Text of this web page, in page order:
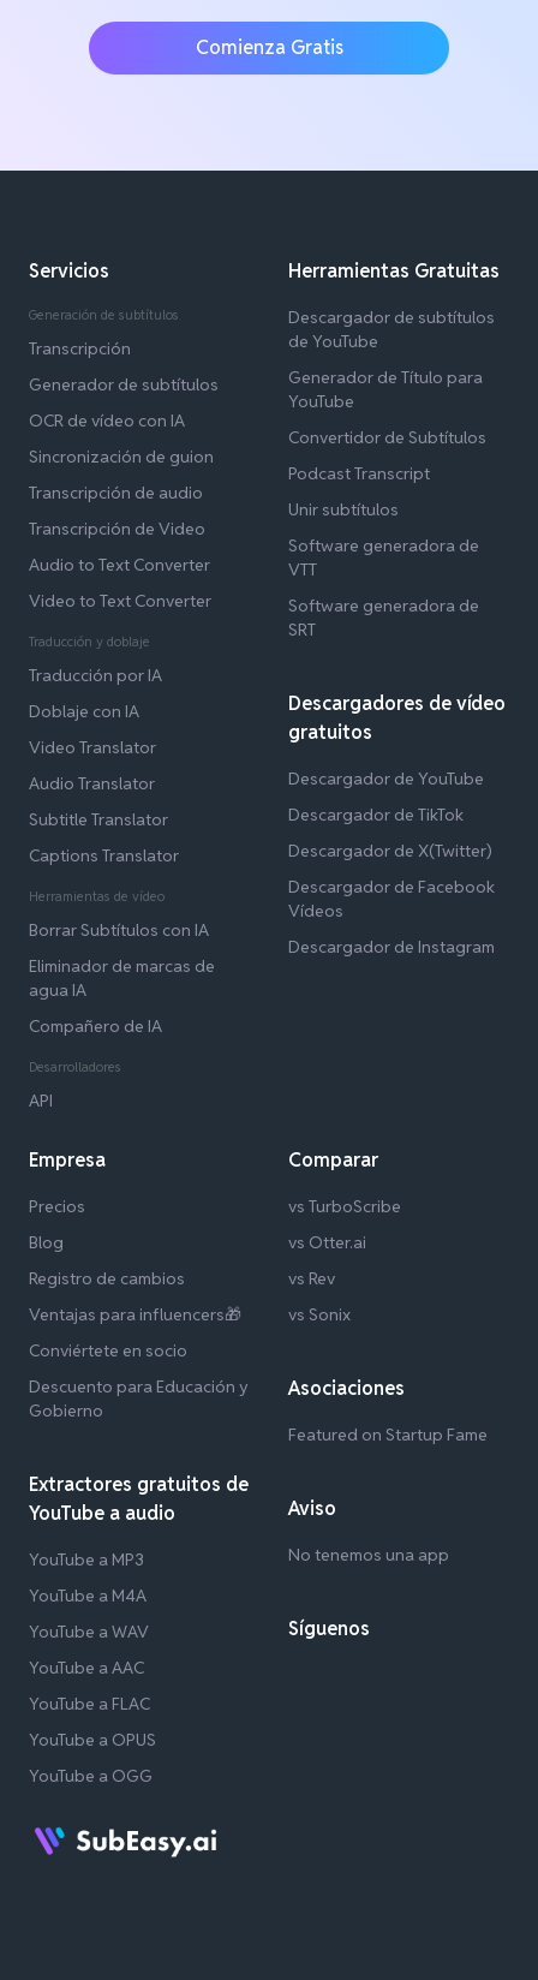
Comienza Gratis
Servicios
Generación de subtítulos
Transcripción
Generador de subtítulos
OCR de vídeo con IA
Sincronización de guion
Transcripción de audio
Transcripción de Video
Audio to Text Converter
Video to Text Converter
Traducción y doblaje
Traducción por IA
Doblaje con IA
Video Translator
Audio Translator
Subtitle Translator
Captions Translator
Herramientas de vídeo
Borrar Subtítulos con IA
Eliminador de marcas de
agua IA
Compañero de IA
Desarrolladores
API
Herramientas Gratuitas
Descargador de subtítulos
de YouTube
Generador de Título para
YouTube
Convertidor de Subtítulos
Podcast Transcript
Unir subtítulos
Software generadora de
VTT
Software generadora de
SRT
Descargadores de vídeo
gratuitos
Descargador de YouTube
Descargador de TikTok
Descargador de X(Twitter)
Descargador de Facebook
Vídeos
Descargador de Instagram
Empresa
Precios
Blog
Registro de cambios
Ventajas para influencers🎁
Conviértete en socio
Descuento para Educación y
Gobierno
Extractores gratuitos de
YouTube a audio
YouTube a MP3
YouTube a M4A
YouTube a WAV
YouTube a AAC
YouTube a FLAC
YouTube a OPUS
YouTube a OGG
Comparar
vs TurboScribe
vs Otter.ai
vs Rev
vs Sonix
Asociaciones
Featured on Startup Fame
Aviso
No tenemos una app
Síguenos